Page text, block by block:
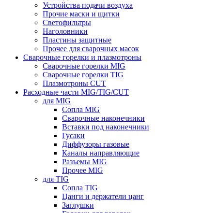
Устройства подачи воздуха
Прочие маски и щитки
Светофильтры
Наголовники
Пластины защитные
Прочее для сварочных масок
Сварочные горелки и плазмотроны
Сварочные горелки MIG
Сварочные горелки TIG
Плазмотроны CUT
Расходные части MIG/TIG/CUT
для MIG
Сопла MIG
Сварочные наконечники
Вставки под наконечники
Гусаки
Диффузоры газовые
Каналы направляющие
Разъемы MIG
Прочее MIG
для TIG
Сопла TIG
Цанги и держатели цанг
Заглушки